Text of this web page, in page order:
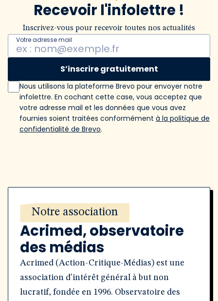
Recevoir l'infolettre !
Inscrivez-vous pour recevoir toutes nos actualités
Votre adresse mail
S’inscrire gratuitement
Nous utilisons la plateforme Brevo pour envoyer notre
infolettre. En cochant cette case, vous acceptez que
votre adresse mail et les données que vous avez
fournies soient traitées conformément à la politique de
confidentialité de Brevo.
Notre association
Acrimed, observatoire
des médias
Acrimed (Action-Critique-Médias) est une
association d'intérêt général à but non
lucratif, fondée en 1996. Observatoire des